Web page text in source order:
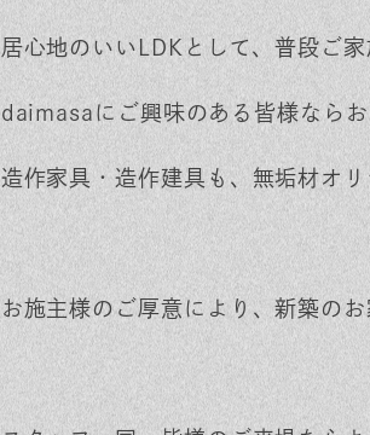
居心地のいいLDKとして、普段ご
daimasaにご興味のある皆様なら
造作家具・造作建具も、無垢材オ
お施主様のご厚意により、新築の